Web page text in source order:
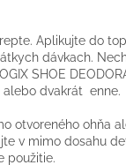
Aplikujte do
dávkach.
SHOE
alebo dvakrát enne.
otvoreného ohňa
v mimo dosahu
použitie.